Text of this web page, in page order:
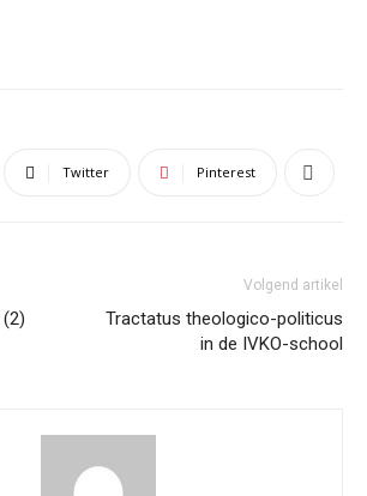
Twitter Pinterest
Volgend artikel
Tractatus theologico-politicus
in de IVKO-school